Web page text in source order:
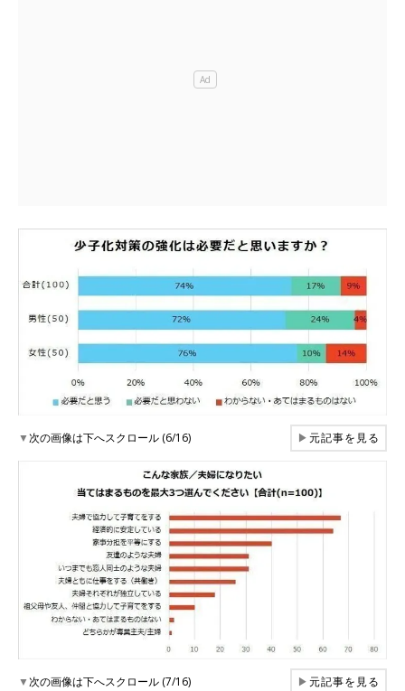
▼次の画像は下へスクロール (6/16) ▶元記事を見る
▼次の画像は下へスクロール (7/16) ▶元記事を見る